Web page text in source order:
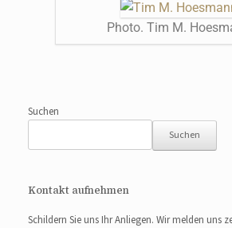
Photo. Tim M.
Suchen
Suchen
Kontakt aufnehmen
Schildern Sie uns Ihr Anliegen. Wir melden uns